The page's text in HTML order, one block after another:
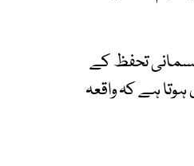
جسمانی تحفظ کے
ہے کہ واقعہ